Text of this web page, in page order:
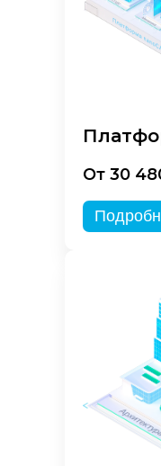
От 30